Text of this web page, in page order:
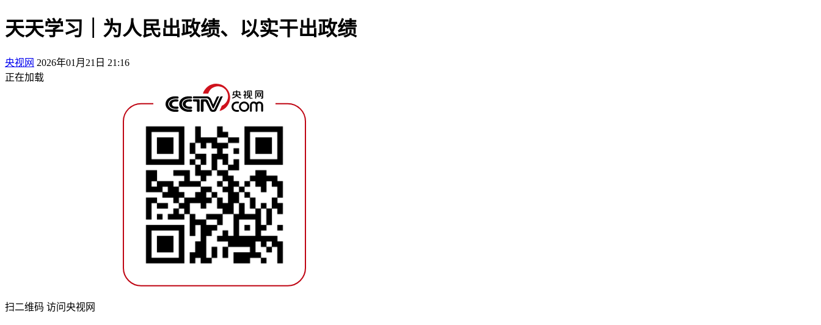
天天学习｜为人民出政绩、以实干出政绩
央视网 2026年01月21日 21:16
正在加载
扫二维码 访问央视网